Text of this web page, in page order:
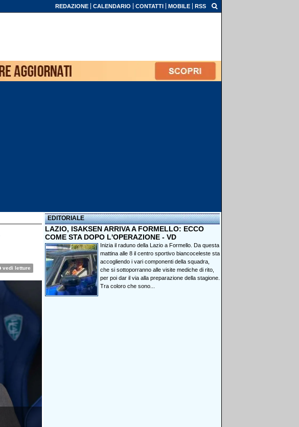
REDAZIONE CALENDARIO CONTATTI MOBILE RSS
vedi letture
EDITORIALE
LAZIO, ISAKSEN ARRIVA A FORMELLO: ECCO
COME STA DOPO L'OPERAZIONE - VD
Inizia il raduno della Lazio a Formello. Da questa
mattina alle 8 il centro sportivo biancoceleste sta
accogliendo i vari componenti della squadra,
che si sottoporranno alle visite mediche di rito,
per poi dar il via alla preparazione della stagione.
Tra coloro che sono...